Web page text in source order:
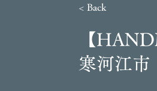
< Back
【
寒河江